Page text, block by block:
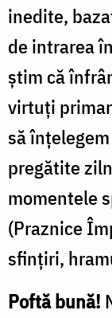
inedite,
de intrarea
știm că
virtuți
să
pregătite
momentele
(Praznice
sfințiri,
Poftă bună!